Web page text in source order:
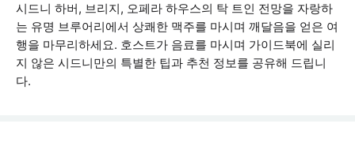
시드니 하버, 브리지, 오페라 하우스의 탁 트인 전망을 자랑하
는 유명 브루어리에서 상쾌한 맥주를 마시며 깨달음을 얻은 여
행을 마무리하세요. 호스트가 음료를 마시며 가이드북에 실리
지 않은 시드니만의 특별한 팁과 추천 정보를 공유해 드립니
다.